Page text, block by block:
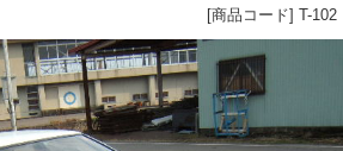
[商品コード] T-102